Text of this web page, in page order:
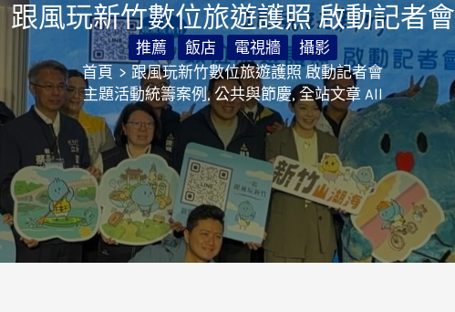
跟風玩新竹數位旅遊護照 啟動記者會
推薦 飯店 電視牆
攝影
首頁
跟風玩新竹數位旅遊護照 啟動記者會
主題活動統籌案例,公共與節慶,全站文章 All